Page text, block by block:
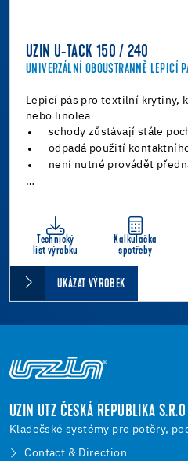
UZIN U-TACK 150 / 240
UNIVERZÁLNÍ OBOUSTRANNĚ LEPICÍ
Lepicí pás pro textilní krytiny,
nebo linolea
schody zůstávají stále
odpadá použití
není nutné provádět
…
Technický
list výrobku
Kalkulačka
spotřeby
UKÁZAT VÝROBEK
UZIN UTZ ČESKÁ REPUBLIKA S.R.O
Kladečské systémy pro potěry,
Contact & Direction